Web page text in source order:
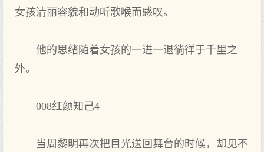
女孩清丽容貌和动听歌喉而感叹。
他的思绪随着女孩的一进一退徜徉于千里之
外。
008红颜知己4
当周黎明再次把目光送回舞台的时候，却见不